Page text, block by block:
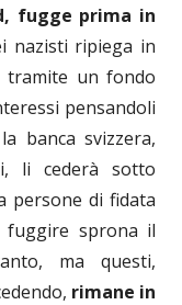
fugge prima in
nazisti ripiega in
tramite un fondo
pensandoli
banca svizzera,
li cederà sotto
persone di fidata
fuggire sprona il
ma questi,
rimane in